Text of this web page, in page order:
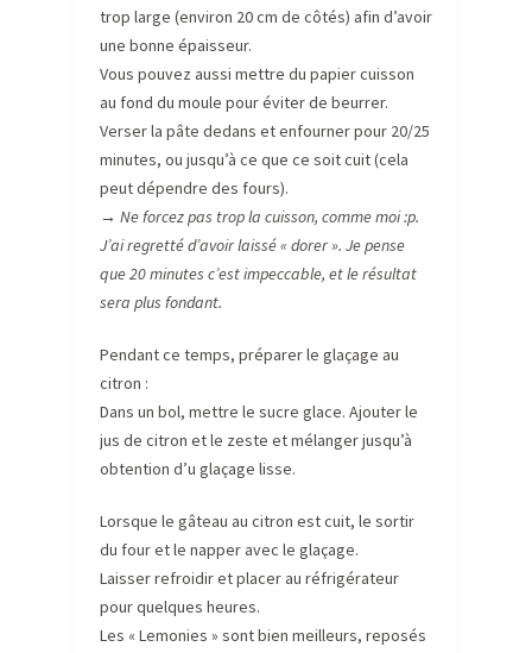
trop large (environ 20 cm de côtés) afin d’avoir
une bonne épaisseur.
Vous pouvez aussi mettre du papier cuisson
au fond du moule pour éviter de beurrer.
Verser la pâte dedans et enfourner pour 20/25
minutes, ou jusqu’à ce que ce soit cuit (cela
peut dépendre des fours).
→ Ne forcez pas trop la cuisson, comme moi :p.
J’ai regretté d’avoir laissé « dorer ». Je pense
que 20 minutes c’est impeccable, et le résultat
sera plus fondant.
Pendant ce temps, préparer le glaçage au
citron :
Dans un bol, mettre le sucre glace. Ajouter le
jus de citron et le zeste et mélanger jusqu’à
obtention d’u glaçage lisse.
Lorsque le gâteau au citron est cuit, le sortir
du four et le napper avec le glaçage.
Laisser refroidir et placer au réfrigérateur
pour quelques heures.
Les « Lemonies » sont bien meilleurs, reposés